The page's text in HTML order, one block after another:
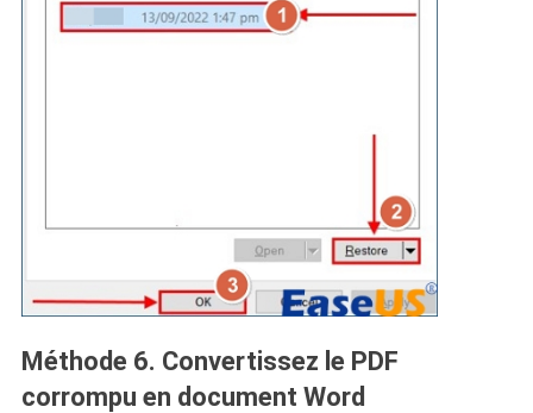
Méthode 6. Convertissez le PDF
corrompu en document Word